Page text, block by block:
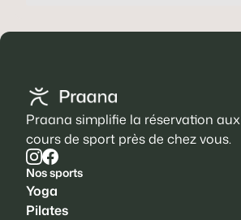
Praana simplifie la réservation aux
cours de sport près de chez vous.
Nos sports
Yoga
Pilates